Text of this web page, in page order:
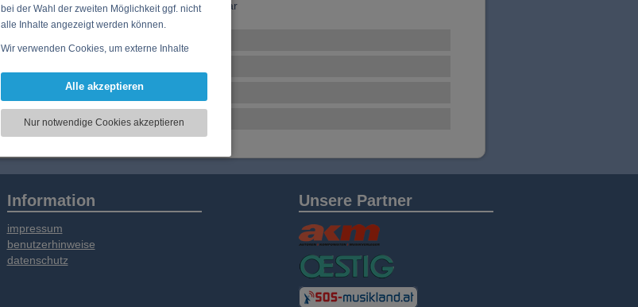
bei der Wahl der zweiten Möglichkeit ggf. nicht
alle Inhalte angezeigt werden können.
Wir verwenden Cookies, um externe Inhalte
Funktionen für soziale Medien anbieten zu
zu analysieren. Dabei werden ggf.
Informationen zu Ihrer Verwendung unserer
soziale Medien, Werbung und Analysen
weitergegeben. Unsere Partner führen diese
Informationen möglicherweise mit weiteren
Daten zusammen, die Sie bereitgestellt haben
oder die sie im Rahmen Ihrer Nutzung der
Dienste gesammelt haben.
Alle akzeptieren
Nur notwendige Cookies akzeptieren
keine Ensembles verfügbar
Tonstudio
Basar
Information
impressum
benutzerhinweise
datenschutz
Unsere Partner